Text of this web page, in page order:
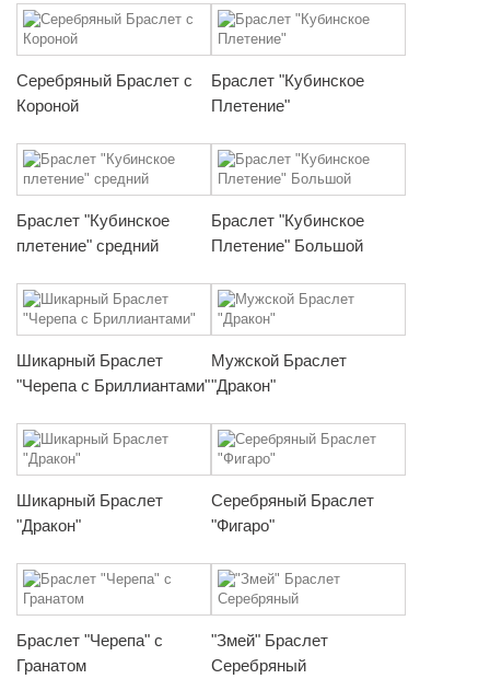
Серебряный Браслет с
Короной
Браслет "Кубинское
Плетение"
Браслет "Кубинское
плетение" средний
Браслет "Кубинское
Плетение" Большой
Шикарный Браслет
"Черепа с Бриллиантами"
Мужской Браслет
"Дракон"
Шикарный Браслет
"Дракон"
Серебряный Браслет
"Фигаро"
Браслет "Черепа" с
Гранатом
"Змей" Браслет
Серебряный